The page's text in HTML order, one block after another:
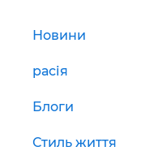
Новини
расія
Блоги
Стиль життя